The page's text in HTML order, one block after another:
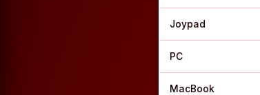
Joypad
PC
MacBook